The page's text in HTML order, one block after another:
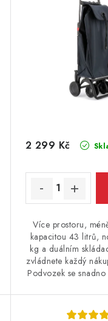
2 299 Kč
Více prostoru,
kapacitou 43 litrů,
kg a duálním
zvládnete každý
Podvozek se